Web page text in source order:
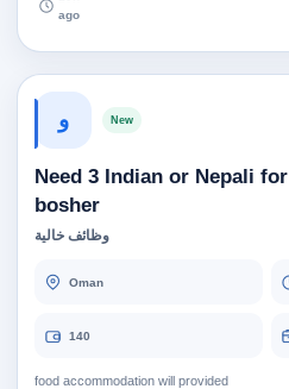
ago
و New
Need 3 Indian or Nepali
bosher
وظائف خالية
Oman
140
food accommodation will provided